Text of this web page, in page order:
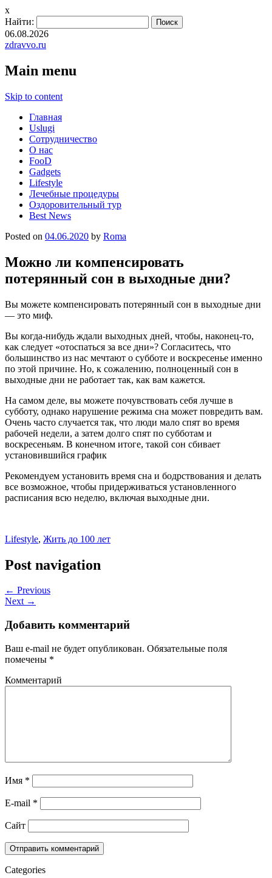
x
Найти:
06.08.2026
zdravvo.ru
Main menu
Skip to content
Главная
Uslugi
Сотрудничество
О нас
FooD
Gadgets
Lifestyle
Лечебные процедуры
Оздоровительный тур
Best News
Posted on 04.06.2020 by Roma
Можно ли компенсировать
потерянный сон в выходные дни?
Вы можете компенсировать потерянный сон в выходные дни
— это миф.
Вы когда-нибудь ждали выходных дней, чтобы, наконец-то,
как следует «отоспаться за все дни»? Согласитесь, что
большинство из нас мечтают о субботе и воскресенье именно
по этой причине. Но, к сожалению, полноценный сон в
выходные дни не работает так, как вам кажется.
На самом деле, вы можете почувствовать себя лучше в
субботу, однако нарушение режима сна может повредить вам.
Очень часто случается так, что люди мало спят во время
рабочей недели, а затем долго спят по субботам и
воскресеньям. В конечном итоге, такой сон сбивает
установившийся график
Рекомендуем установить время сна и бодрствования и делать
все возможное, чтобы придерживаться установленного
расписания всю неделю, включая выходные дни.
Lifestyle, Жить до 100 лет
Post navigation
← Previous
Next →
Добавить комментарий
Ваш e-mail не будет опубликован. Обязательные поля
помечены *
Комментарий
Имя *
E-mail *
Сайт
Categories